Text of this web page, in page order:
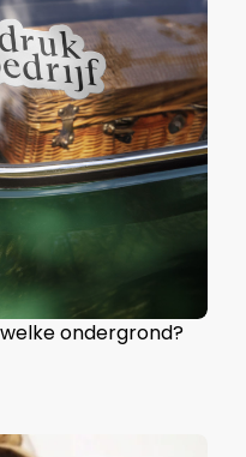
ondergrond?